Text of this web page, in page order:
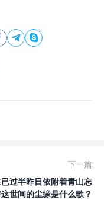
 
下一篇
过半昨日依附着青山忘
世间的尘缘是什么歌？